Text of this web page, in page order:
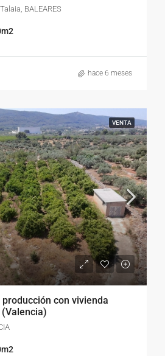
BALEARES
m2
hace 6 meses
VENTA
con vivienda
m2